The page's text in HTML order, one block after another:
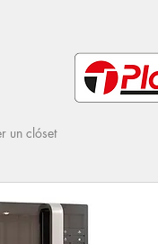
un clóset